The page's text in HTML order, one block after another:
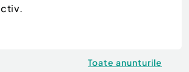
Toate anunturile